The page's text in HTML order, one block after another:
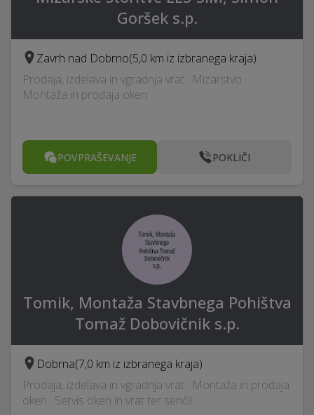
Goršek s.p.
Zavrh nad Dobrno(5,0 km iz izbranega kraja)
Prodaja, izdelava in vgradnja vrat · Mizarstvo ·
Montaža in prodaja oken
POVPRAŠEVANJE POKLIČI
Tomik, Montaža Stavbnega Pohištva
Tomaž Dobovičnik s.p.
Dobrna(7,0 km iz izbranega kraja)
Prodaja, izdelava in vgradnja vrat · Montaža in prodaja
oken · Servis oken in vrat ter senčil